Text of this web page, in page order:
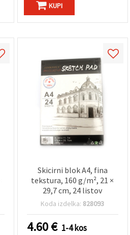
KUPI
Skicirni blok A4, fina
tekstura, 160 g/m², 21 ×
29,7 cm, 24 listov
Koda izdelka: 828093
4.60€ 1-4 kos